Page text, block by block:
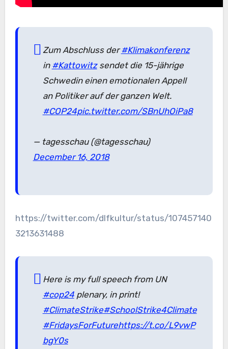
Zum Abschluss der#Klimakonferenz
in #Kattowitzsendet die 15-jährige
Schwedin einen emotionalen Appell
an Politiker auf der ganzen Welt.
#COP24pic.twitter.com/SBnUhOiPa8
— tagesschau (@tagesschau)
December 16, 2018
https://twitter.com/dlfkultur/status/107457140
3213631488
Here is my full speech from UN
#cop24plenary, in print!
#ClimateStrike#SchoolStrike4Climate
#FridaysForFuturehttps://t.co/L9vwP
bgY0s